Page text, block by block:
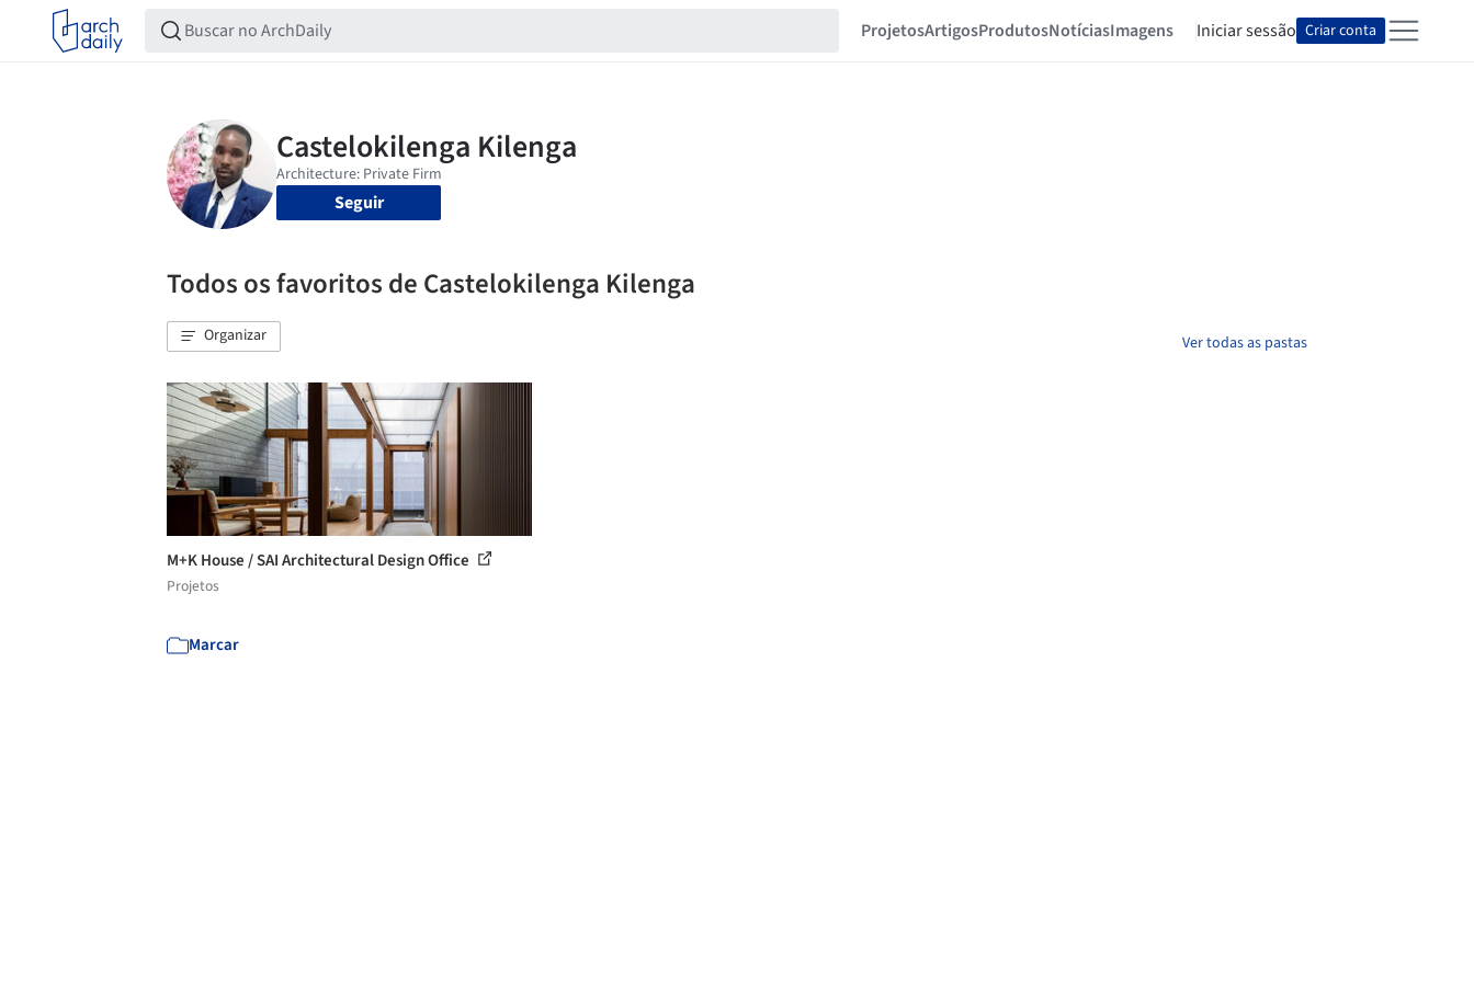
ProjetosArtigosProdutosNotíciasImagens Iniciar sessão Criar conta
Seguir
Todos os favoritos de Castelokilenga Kilenga
Organizar Ver todas as pastas
M+K House / SAI Architectural Design Office
Projetos
Marcar